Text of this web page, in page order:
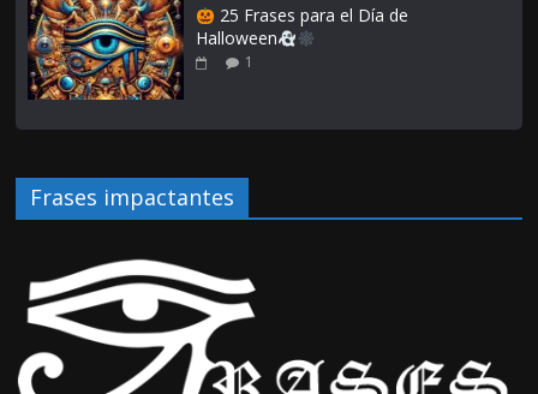
25 Frases para el Día de
Halloween
1
Frases impactantes